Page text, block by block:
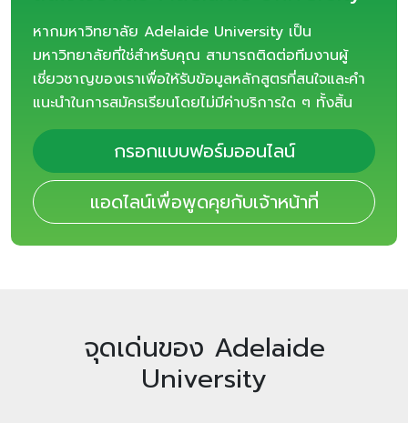
หากมหาวิทยาลัย Adelaide University เป็น
มหาวิทยาลัยที่ใช่สำหรับคุณ สามารถติดต่อทีมงานผู้
เชี่ยวชาญของเราเพื่อให้รับข้อมูลหลักสูตรที่สนใจและคำ
แนะนำในการสมัครเรียนโดยไม่มีค่าบริการใด ๆ ทั้งสิ้น
กรอกแบบฟอร์มออนไลน์
แอดไลน์เพื่อพูดคุยกับเจ้าหน้าที่
จุดเด่นของ Adelaide
University